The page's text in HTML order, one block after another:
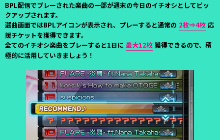
BPL配信でプレーされた楽曲の一部が週末の今日のイチオシとしてピッ
クアップされます。
選曲画面ではBPLアイコンが表示され、プレーすると通常の 2枚⇒4枚 応
援チケットを獲得できます。
全てのイチオシ楽曲をプレーすると1日に 最大12枚 獲得できるので、積
極的に活用していきましょう！